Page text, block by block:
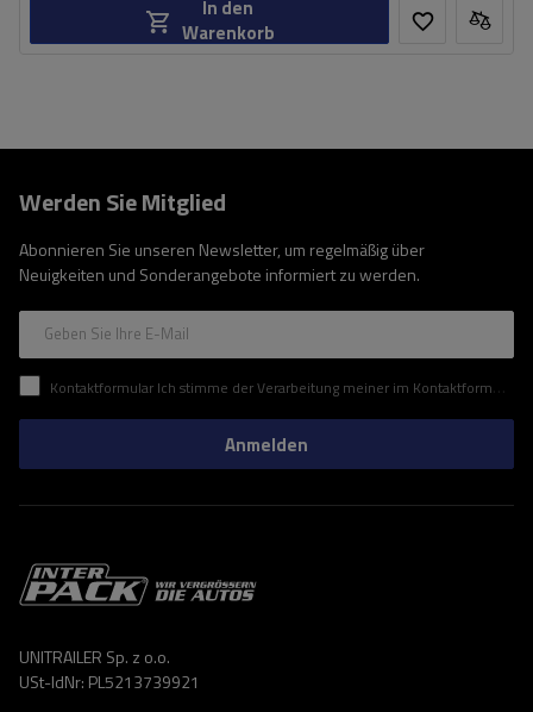
In den
Warenkorb
Werden Sie Mitglied
Abonnieren Sie unseren Newsletter, um regelmäßig über
Neuigkeiten und Sonderangebote informiert zu werden.
Geben Sie Ihre E-Mail
Kontaktformular Ich stimme der Verarbeitung meiner im Kontaktformular enthaltenen personenbezogenen Daten gemäß der Verordnung (EU) des Europäischen Parlaments und des Rates zu.
Anmelden
UNITRAILER Sp. z o.o.
USt-IdNr: PL5213739921